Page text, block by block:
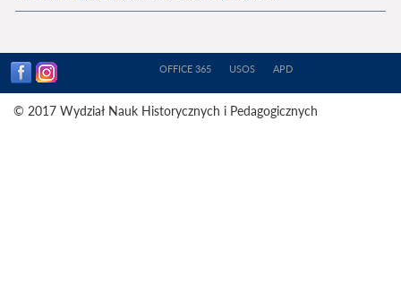
OFFICE 365 USOS APD
© 2017 Wydział Nauk Historycznych i Pedagogicznych